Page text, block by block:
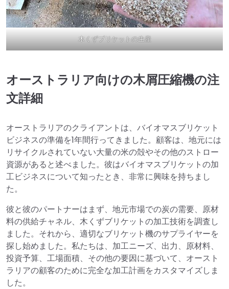
木くずブリケットの生産
オーストラリア向けの木屑圧縮機の注
文詳細
オーストラリアのクライアントは、バイオマスブリケット
ビジネスの準備を1年間行ってきました。顧客は、地元には
リサイクルされていない大量の米の殻やその他のストロー
資源があると述べました。彼はバイオマスブリケットの加
工ビジネスについて知ったとき、非常に興味を持ちまし
た。
彼と彼のパートナーはまず、地元市場での炭の需要、原材
料の供給チャネル、木くずブリケットの加工技術を調査し
ました。それから、適切なブリケット機のサプライヤーを
探し始めました。私たちは、加工ニーズ、出力、原材料、
投資予算、工場面積、その他の要因に基づいて、オースト
ラリアの顧客のために完全な加工計画をカスタマイズしま
した。